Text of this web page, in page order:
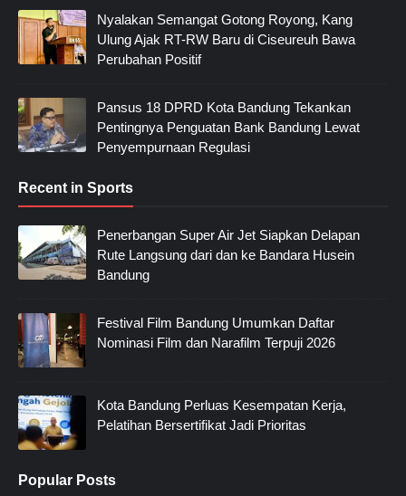
Nyalakan Semangat Gotong Royong, Kang
Ulung Ajak RT-RW Baru di Ciseureuh Bawa
Perubahan Positif
Pansus 18 DPRD Kota Bandung Tekankan
Pentingnya Penguatan Bank Bandung Lewat
Penyempurnaan Regulasi
Recent in Sports
Penerbangan Super Air Jet Siapkan Delapan
Rute Langsung dari dan ke Bandara Husein
Bandung
Festival Film Bandung Umumkan Daftar
Nominasi Film dan Narafilm Terpuji 2026
Kota Bandung Perluas Kesempatan Kerja,
Pelatihan Bersertifikat Jadi Prioritas
Popular Posts